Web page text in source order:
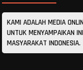
KAMI ADALAH MEDIA
UNTUK MENYAMPAIKAN
MASYARAKAT INDONESIA.